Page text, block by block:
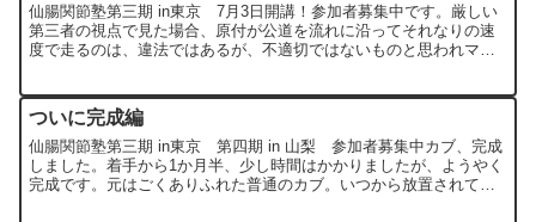
仙腸関節塾第三期 in東京 7月3日開講！参加者募集中です。厳しい
第三者の視点で見た場合、原付が公道を流れに沿ってそれなりの速
度で走るのは、違法ではあるが、不適切ではないものと思われマス
ついに完成編
仙腸関節塾第三期 in東京 第四期 in 山梨 参加者募集中カブ、完成
しました。着手から1か月半、少し時間はかかりましたが、ようやく
完成です。元はごくありふれた普通のカブ。いつから放置されてい